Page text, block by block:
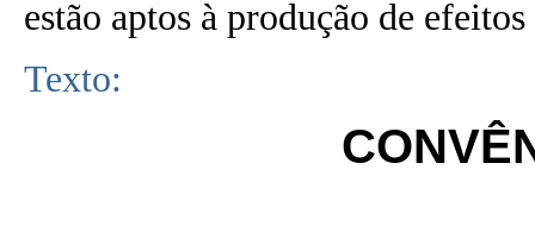
estão aptos à produção de
Texto: